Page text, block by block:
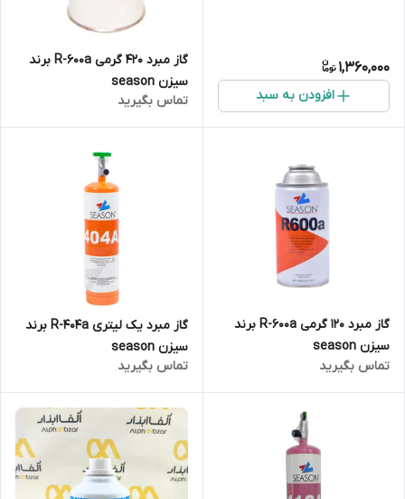
1,360,000
افزودن به سبد
گاز مبرد 420 گرمی R-600a برند
سیزن season
تماس بگیرید
گاز مبرد 120 گرمی R-600a برند
سیزن season
تماس بگیرید
گاز مبرد یک لیتری R-404a برند
سیزن season
تماس بگیرید